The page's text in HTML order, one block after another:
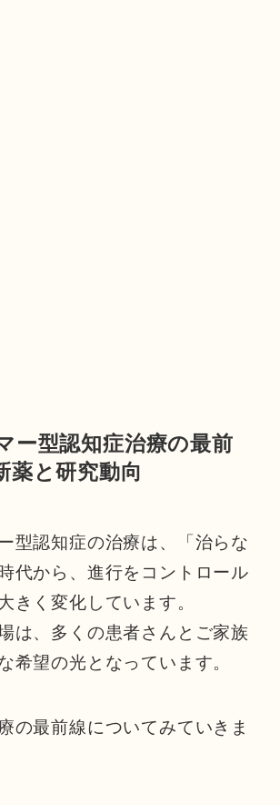
ー型認知症治療の最前
薬と研究動向
型認知症の治療は、「治らな
代から、進行をコントロール
きく変化しています。
は、多くの患者さんとご家族
希望の光となっています。
の最前線についてみていきま